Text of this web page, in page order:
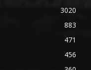
3020
883
471
456